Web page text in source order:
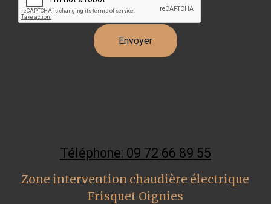
Téléphone: 09 72 66 89 55
Zone intervention chaudière électrique
Frisquet Oignies